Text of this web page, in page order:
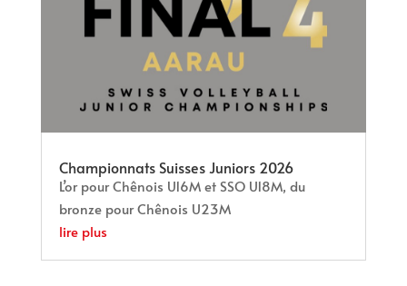
Championnats Suisses Juniors 2026
L’or pour Chênois U16M et SSO U18M, du
bronze pour Chênois U23M
lire plus